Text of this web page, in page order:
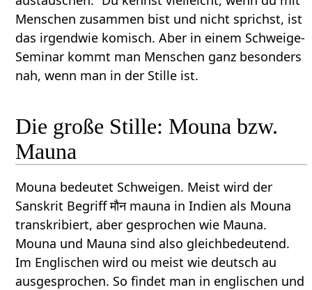
Menschen zusammen bist und nicht sprichst, ist
das irgendwie komisch. Aber in einem Schweige-
Seminar kommt man Menschen ganz besonders
nah, wenn man in der Stille ist.
Die große Stille: Mouna bzw.
Mauna
Mouna bedeutet Schweigen. Meist wird der
Sanskrit Begriff मौन mauna in Indien als Mouna
transkribiert, aber gesprochen wie Mauna.
Mouna und Mauna sind also gleichbedeutend.
Im Englischen wird ou meist wie deutsch au
ausgesprochen. So findet man in englischen und